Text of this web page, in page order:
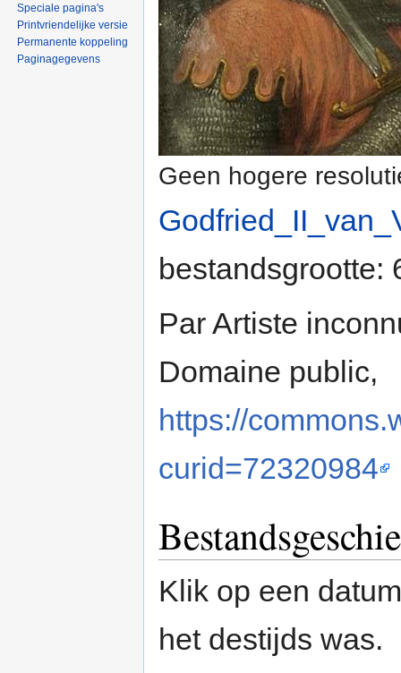
Geen hogere
bestandsgrootte:
Par Artiste
Domaine public,
https://
curid=72320984
Klik op een
het destijds was.
Speciale pagina's
Printvriendelijke versie
Permanente koppeling
Paginagegevens